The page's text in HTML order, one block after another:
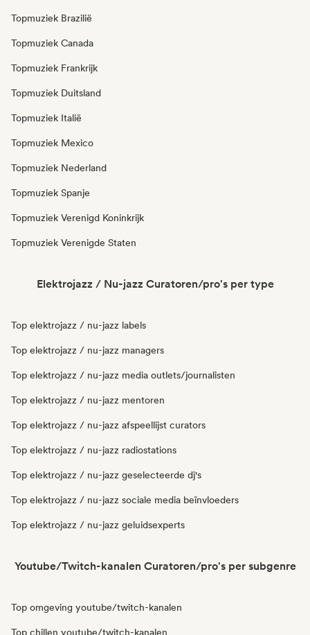
Topmuziek Brazilië
Topmuziek Canada
Topmuziek Frankrijk
Topmuziek Duitsland
Topmuziek Italië
Topmuziek Mexico
Topmuziek Nederland
Topmuziek Spanje
Topmuziek Verenigd Koninkrijk
Topmuziek Verenigde Staten
Elektrojazz / Nu-jazz Curatoren/pro's per type
Top elektrojazz / nu-jazz labels
Top elektrojazz / nu-jazz managers
Top elektrojazz / nu-jazz media outlets/journalisten
Top elektrojazz / nu-jazz mentoren
Top elektrojazz / nu-jazz afspeellijst curators
Top elektrojazz / nu-jazz radiostations
Top elektrojazz / nu-jazz geselecteerde dj's
Top elektrojazz / nu-jazz sociale media beïnvloeders
Top elektrojazz / nu-jazz geluidsexperts
Youtube/Twitch-kanalen Curatoren/pro's per subgenre
Top omgeving youtube/twitch-kanalen
Top chillen youtube/twitch-kanalen